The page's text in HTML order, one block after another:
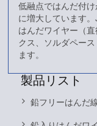
低融点ではんだ付
に増大しています
はんだワイヤー（
クス、ソルダペー
ます。
製品リスト
鉛フリーはんだ